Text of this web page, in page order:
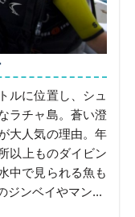
ルに位置し、シュ
ラチャ島。蒼い澄
大人気の理由。年
以上ものダイビン
中で見られる魚も
ジンベイやマン...